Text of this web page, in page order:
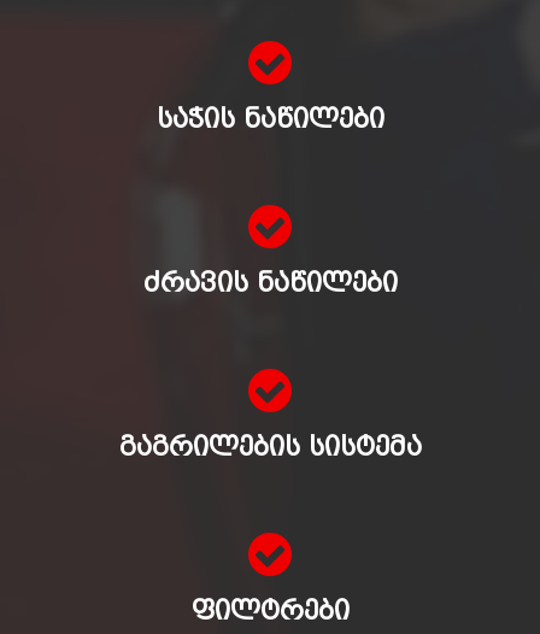
ᲡᲐᲭᲘᲡ ᲜᲐᲬᲘᲚᲔᲑᲘ
ᲫᲠᲐᲕᲘᲡ ᲜᲐᲬᲘᲚᲔᲑᲘ
ᲒᲐᲒᲠᲘᲚᲔᲑᲘᲡ ᲡᲘᲡᲢᲔᲛᲐ
ᲤᲘᲚᲢᲠᲔᲑᲘ